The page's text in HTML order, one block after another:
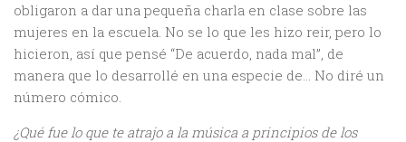
obligaron a dar una pequeña charla en clase sobre las
mujeres en la escuela. No se lo que les hizo reir, pero lo
hicieron, así que pensé “De acuerdo, nada mal”, de
manera que lo desarrollé en una especie de… No diré un
número cómico.
¿Qué fue lo que te atrajo a la música a principios de los